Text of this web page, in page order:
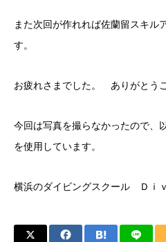
また次回が作れれば佐蘭留スキル
す。
お疲れさまでした。 ありがとうご
今回は写真を撮らなかったので、
を使用しています。
横浜のダイビングスクール Ｄｉ